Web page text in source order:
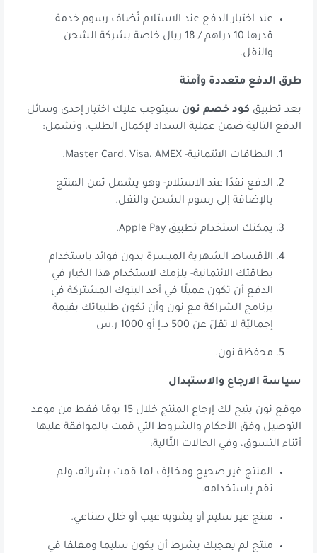
عند اختيار الدفع عند الاستلام تُضاف رسوم خدمة
قدرها 10 دراهم / 18 ريال خاصة بشركة الشحن
والنقل.
طرق الدفع متعددة وآمنة
بعد تطبيقكود خصم نونسيتوجب عليك اختيار إحدى وسائل
الدفع التالية ضمن عملية السداد لإكمال الطلب، وتشمل:
البطاقات الائتمانية- Master Card، Visa، AMEX.
الدفع نقدًا عند الاستلام- وهو يشمل ثمن المنتج
بالإضافة إلى رسوم الشحن والنقل.
يمكنك استخدام تطبيق Apple Pay.
الأقساط الشهرية الميسرة بدون فوائد باستخدام
بطاقتك الائتمانية- يلزمك لاستخدام هذا الخيار في
الدفع أن تكون عميلًا في أحد البنوك المشتركة في
برنامج الشراكة مع نون وأن تكون طلبياتك بقيمة
إجماليّة لا تقلّ عن 500 د.إ أو 1000 ر.س
محفظة نون.
سياسة الارجاع والاستبدال
موقع نون يتيح لك إرجاع المنتج خلال 15 يومًا فقط من موعد
التوصيل وفق الأحكام والشروط التي قمت بالموافقة عليها
أثناء التسوق، وفي الحالات التّالية:
المنتج غير صحيح ومخالِف لما قمت بشرائه، ولم
تقم باستخدامه.
منتج غير سليم أو يشوبه عيب أو خلل صناعي.
منتج لم يعجبك بشرط أن يكون سليما ومغلفا في